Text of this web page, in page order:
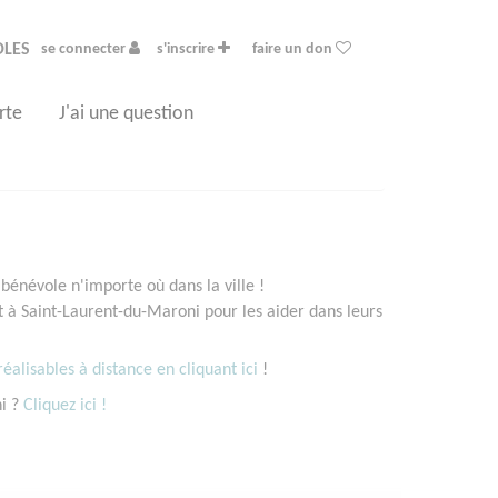
se connecter s'inscrire faire un don
J'ai une question
n'importe où dans la ville !
à Saint-Laurent-du-Maroni pour les aider dans leurs
à distance en cliquant ici !
? Cliquez ici !